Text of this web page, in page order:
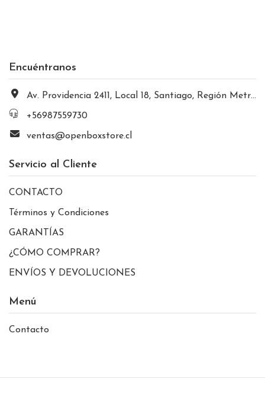
Encuéntranos
Av. Providencia 2411, Local 18, Santiago, Región Metropolitana, Chile
+56987559730
ventas@openboxstore.cl
Servicio al Cliente
CONTACTO
Términos y Condiciones
GARANTÍAS
¿CÓMO COMPRAR?
ENVÍOS Y DEVOLUCIONES
Menú
Contacto